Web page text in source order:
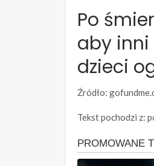
Po
aby
dzieci
Źródło:
Tekst pochodzi z: